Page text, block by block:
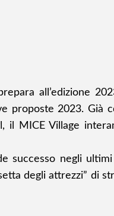
all’edizione
proposte 2023. Già
il MICE Village
successo negli
degli attrezzi” di